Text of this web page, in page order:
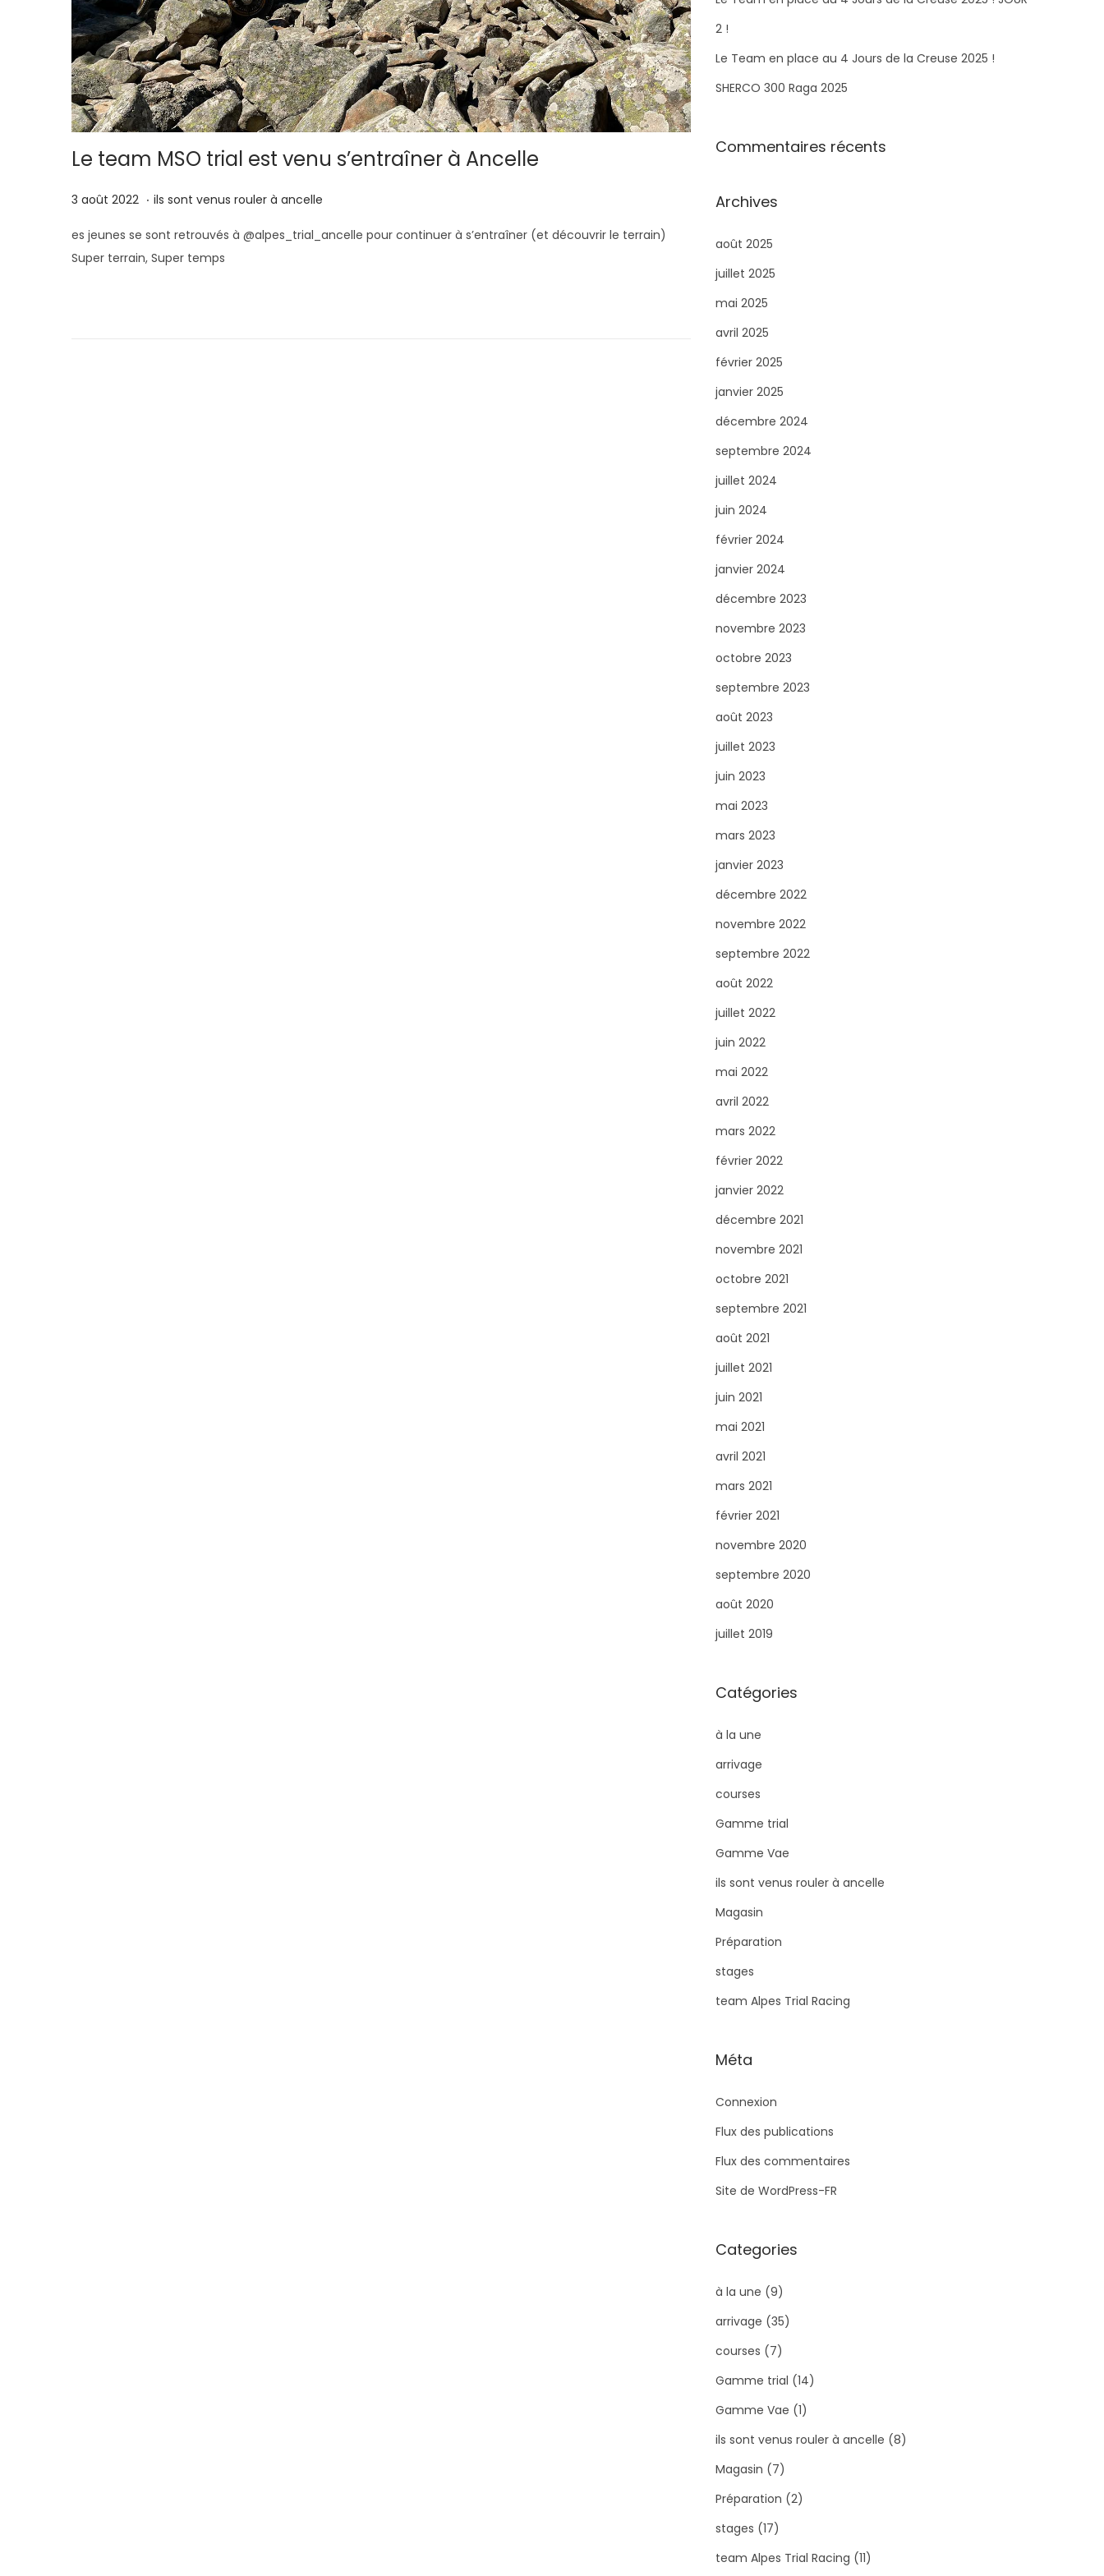
g
a
t
i
o
n
n
u
Le team MSO trial est venu s’entraîner à Ancelle
P
b
l
3 août 2022
a
o
. P
b
l
ils sont venus rouler à ancelle
es jeunes se sont retrouvés à @alpes_trial_ancelle pour continuer à s’entraîner (et découvrir le terrain)
Super terrain, Super temps
2 !
Le Team en place au 4 Jours de la Creuse 2025 !
SHERCO 300 Raga 2025​
Commentaires récents
Archives
août 2025
juillet 2025
mai 2025
avril 2025
février 2025
janvier 2025
décembre 2024
septembre 2024
juillet 2024
juin 2024
février 2024
janvier 2024
décembre 2023
novembre 2023
octobre 2023
septembre 2023
août 2023
juillet 2023
juin 2023
mai 2023
mars 2023
janvier 2023
décembre 2022
novembre 2022
septembre 2022
août 2022
juillet 2022
juin 2022
mai 2022
avril 2022
mars 2022
février 2022
janvier 2022
décembre 2021
novembre 2021
octobre 2021
septembre 2021
août 2021
juillet 2021
juin 2021
mai 2021
avril 2021
mars 2021
février 2021
novembre 2020
septembre 2020
août 2020
juillet 2019
Catégories
à la une
arrivage
courses
Gamme trial
Gamme Vae
ils sont venus rouler à ancelle
Magasin
Préparation
stages
team Alpes Trial Racing
Méta
Connexion
Flux des publications
Flux des commentaires
Site de WordPress-FR
Categories
à la une (9)
arrivage (35)
courses (7)
Gamme trial (14)
Gamme Vae (1)
ils sont venus rouler à ancelle (8)
Magasin (7)
Préparation (2)
stages (17)
team Alpes Trial Racing (11)